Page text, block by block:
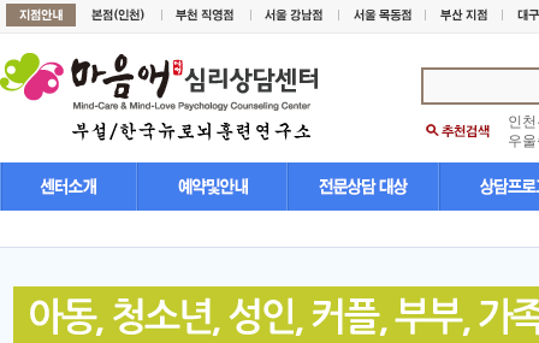
인
우